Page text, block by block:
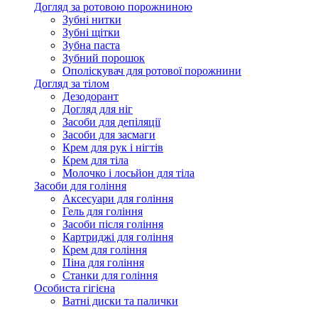
Догляд за ротовою порожниною
Зубні нитки
Зубні щітки
Зубна паста
Зубний порошок
Ополіскувач для ротової порожнини
Догляд за тілом
Дезодорант
Догляд для ніг
Засоби для депіляції
Засоби для засмаги
Крем для рук і нігтів
Крем для тіла
Молочко і лосьйон для тіла
Засоби для гоління
Аксесуари для гоління
Гель для гоління
Засоби після гоління
Картриджі для гоління
Крем для гоління
Піна для гоління
Станки для гоління
Особиста гігієна
Ватні диски та палички